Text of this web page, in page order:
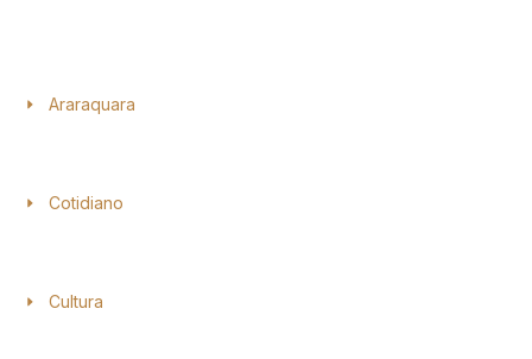
Araraquara
Cotidiano
Cultura